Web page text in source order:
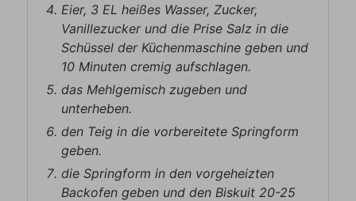
Eier, 3 EL heißes Wasser, Zucker,
Vanillezucker und die Prise Salz in die
Schüssel der Küchenmaschine geben und
10 Minuten cremig aufschlagen.
das Mehlgemisch zugeben und
unterheben.
den Teig in die vorbereitete Springform
geben.
die Springform in den vorgeheizten
Backofen geben und den Biskuit 20-25